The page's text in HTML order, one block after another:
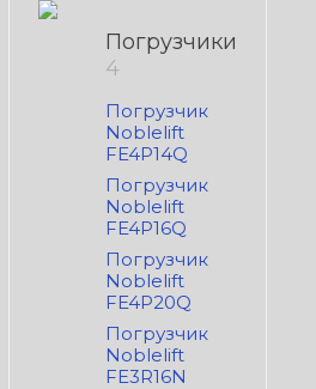
Погрузчики
4
Погрузчик
Noblelift
FE4P14Q
Погрузчик
Noblelift
FE4P16Q
Погрузчик
Noblelift
FE4P20Q
Погрузчик
Noblelift
FE3R16N